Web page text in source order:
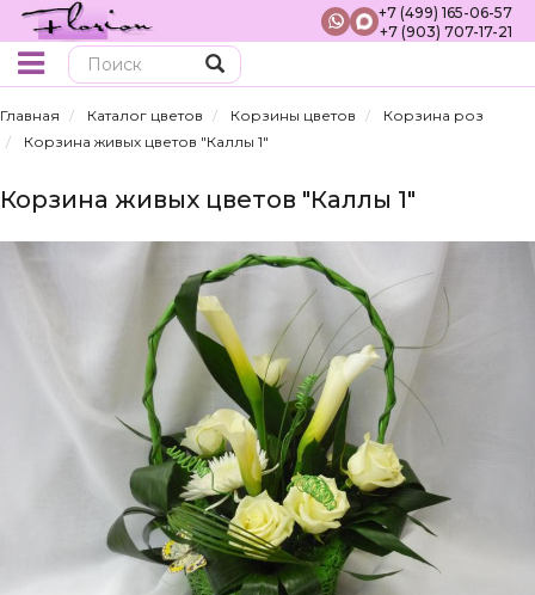
+7 (499) 165-06-57
+7 (903) 707-17-21
Главная Каталог цветов Корзины цветов
Корзина роз
Корзина живых цветов "Каллы 1"
Корзина живых цветов "Каллы 1"